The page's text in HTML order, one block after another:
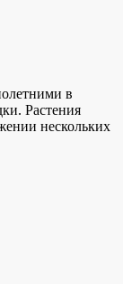
в
Растения
нескольких